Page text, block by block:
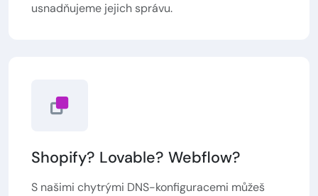
usnadňujeme jejich správu.
Shopify? Lovable? Webflow?
S našimi chytrými DNS-konfiguracemi můžeš